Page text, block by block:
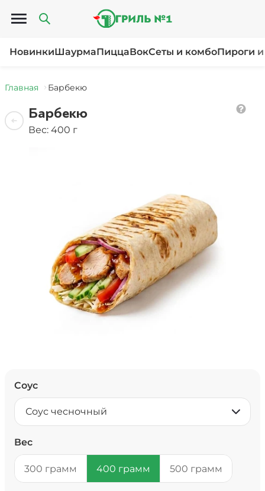
Открыть меню
НовинкиШаурмаПиццаВокСеты и комбоПироги
Главная Барбекю
Барбекю
Вес: 400 г
Соус
Соус чесночный
Вес
300 грамм 400 грамм 500 грамм